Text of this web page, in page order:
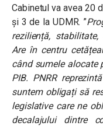
Cabinetul va avea 20
și 3 de la UDMR. ”
reziliență,
Are în centru
când sumele alocate
PIB. PNRR
suntem obligați să
legislative care ne
decalajului dintre